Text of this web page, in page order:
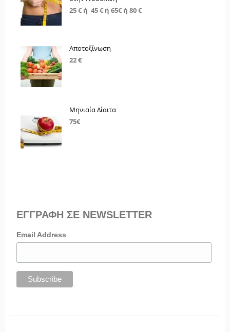
25 € ή 45 € ή 65€ ή 80 €
Αποτοξίνωση
22 €
Μηνιαία Δίαιτα
75€
ΕΓΓΡΑΦΗ ΣΕ NEWSLETTER
Email Address